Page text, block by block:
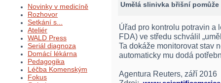
Novinky v medicíně
Rozhovor
Setkání s...
Ateliér
WALD Press
Seriál diagnoza
Domácí lékárna
Pedagogika
Léčba Komenským
Fokus
Umělá slinivka břišní
Úřad pro kontrolu potravin a
FDA) ve středu schválil
Ta dokáže monitorovat stav
automaticky mu dodá
Agentura Reuters, září 2016